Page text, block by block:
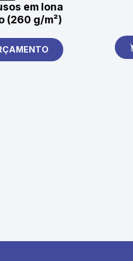
em lona
(260 g/m²)